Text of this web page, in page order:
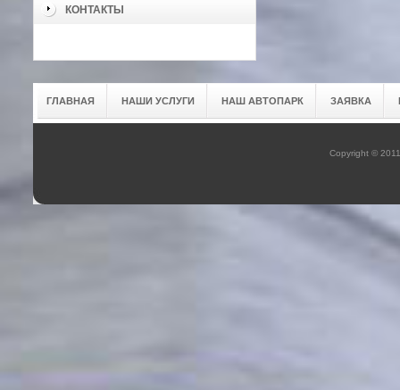
КОНТАКТЫ
ГЛАВНАЯ НАШИ УСЛУГИ НАШ АВТОПАРК ЗАЯВКА
Copyright ©